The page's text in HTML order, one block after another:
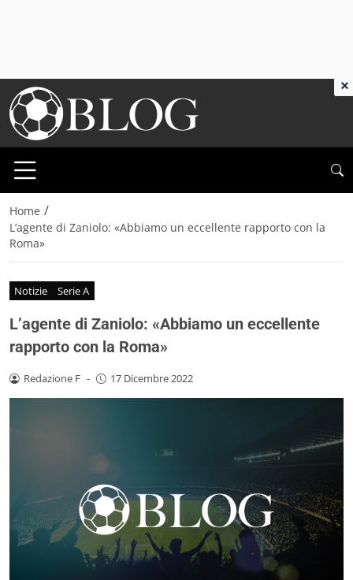
Home /
L’agente di Zaniolo: «Abbiamo un eccellente rapporto con la
Roma»
Notizie Serie A
L’agente di Zaniolo: «Abbiamo un eccellente
rapporto con la Roma»
Redazione F - 17 Dicembre 2022
×